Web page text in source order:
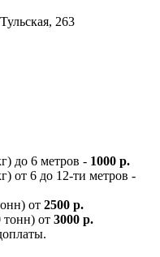
263
до 6 метров - 1000 р.
от 6 до 12-ти метров -
от 2500 р.
тонн) от 3000 р.